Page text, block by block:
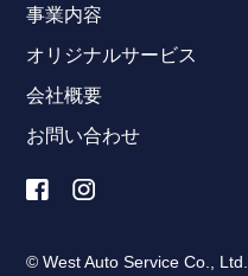
事業内容
オリジナルサービス
会社概要
お問い合わせ
© West Auto Service Co., Ltd.